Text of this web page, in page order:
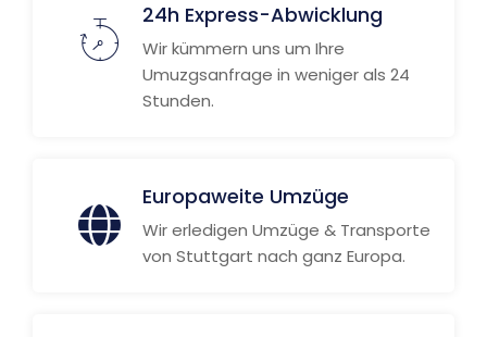
24h Express-Abwicklung
Wir kümmern uns um Ihre
Umuzgsanfrage in weniger als 24
Stunden.
Europaweite Umzüge
Wir erledigen Umzüge & Transporte
von Stuttgart nach ganz Europa.